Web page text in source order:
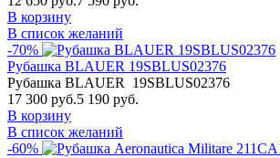
В корзину
В список желаний
-70%
Рубашка BLAUER 19SBLUS02376
Рубашка BLAUER 19SBLUS02376
17 300 руб.5 190 руб.
В корзину
В список желаний
-60%